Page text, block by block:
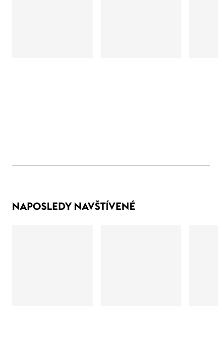
NAPOSLEDY NAVŠTÍVENÉ